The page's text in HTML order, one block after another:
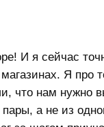
И я сейчас
Я про
что нам нужно
а не из